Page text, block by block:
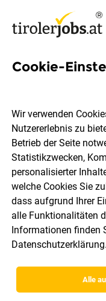
IT-
Adecco
Jenbach Vollzeit
Cookie-
Wir verwenden
Nutzererlebnis zu
Betrieb der Seite
Statistikzwecken,
personalisierter
welche Cookies Sie
dass aufgrund Ihrer
alle Funktionalitäten
Informationen finden
Datenschutzerklärung.
Alle